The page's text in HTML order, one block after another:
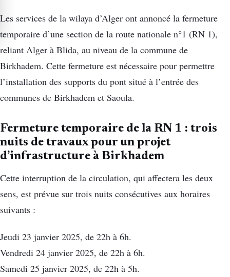
Les services de la wilaya d’Alger ont annoncé la fermeture
temporaire d’une section de la route nationale n°1 (RN 1),
reliant Alger à Blida, au niveau de la commune de
Birkhadem. Cette fermeture est nécessaire pour permettre
l’installation des supports du pont situé à l’entrée des
communes de Birkhadem et Saoula.
Fermeture temporaire de la RN 1 : trois
nuits de travaux pour un projet
d’infrastructure à Birkhadem
Cette interruption de la circulation, qui affectera les deux
sens, est prévue sur trois nuits consécutives aux horaires
suivants :
Jeudi 23 janvier 2025, de 22h à 6h.
Vendredi 24 janvier 2025, de 22h à 6h.
Samedi 25 janvier 2025, de 22h à 5h.